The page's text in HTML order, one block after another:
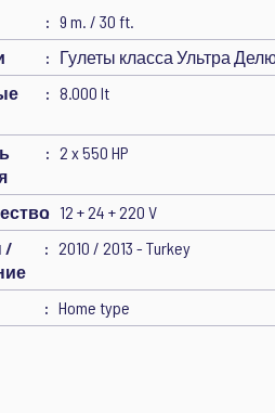
9 m. / 30 ft.
Гулеты класса Ультра
8.000 lt
2 x 550 HP
12 + 24 + 220 V
/
2010 / 2013 - Turkey
Home type